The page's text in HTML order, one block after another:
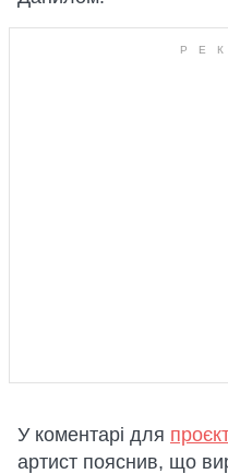
У коментарі для
артист пояснив, що